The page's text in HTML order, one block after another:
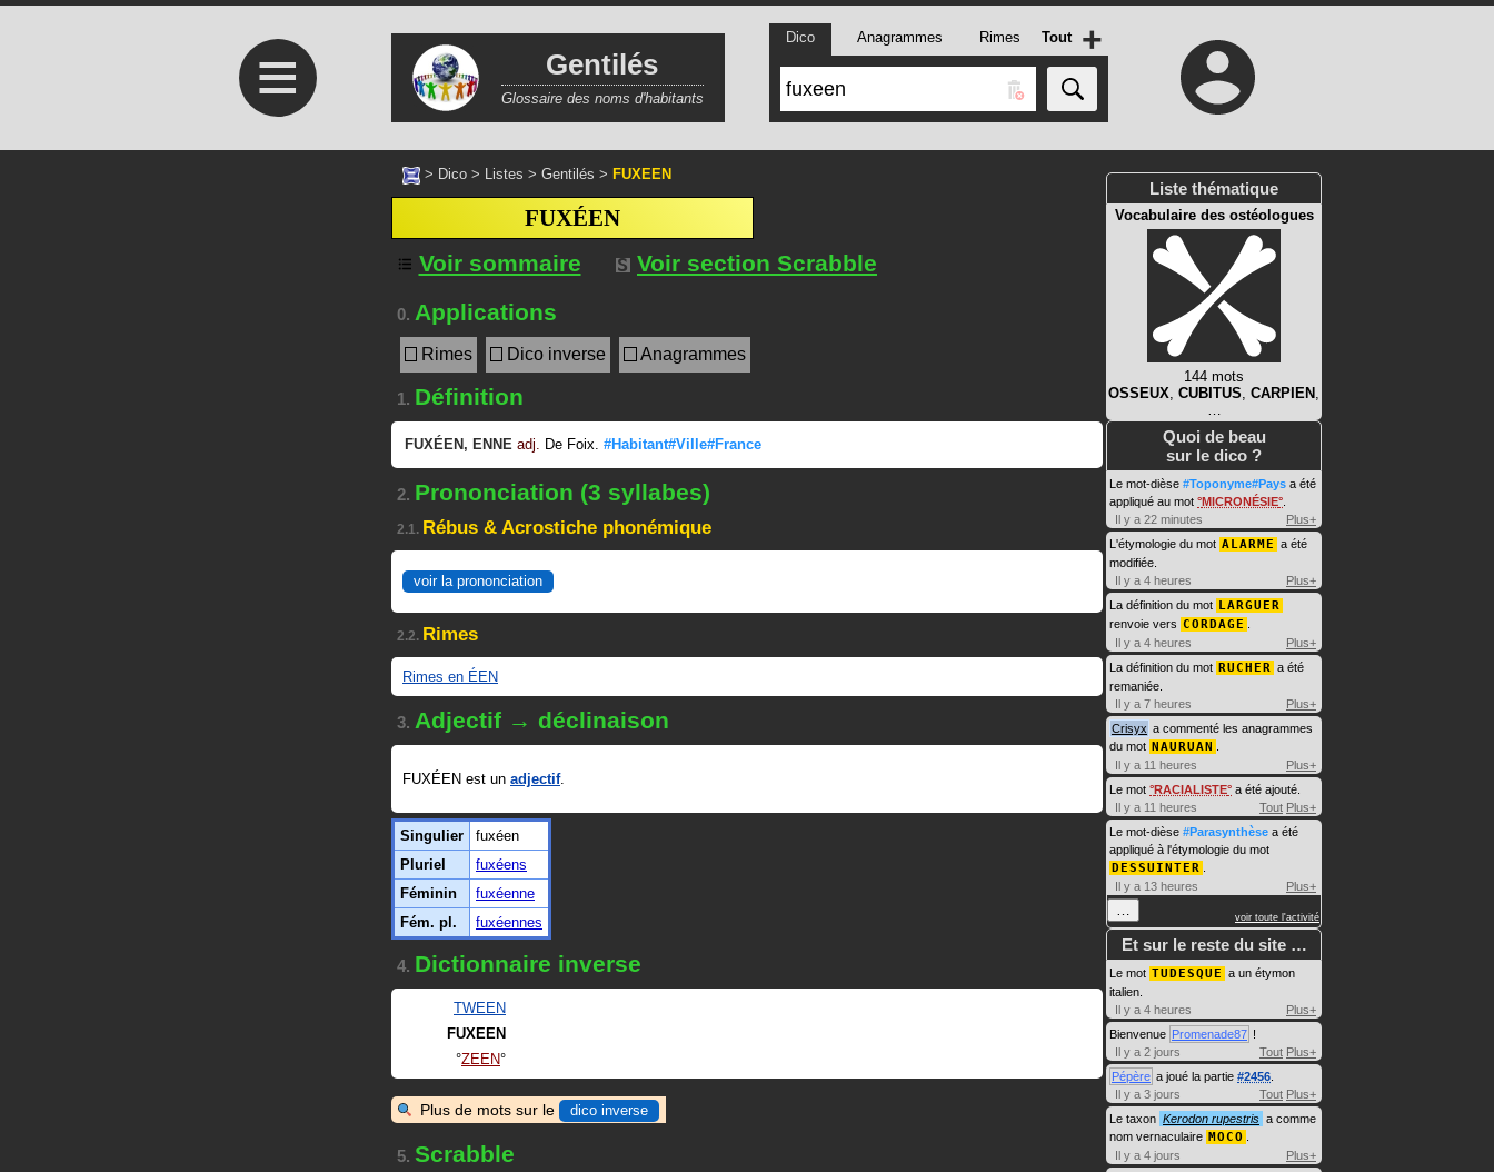
≡ Gentilés
Glossaire des noms d'habitants
Dico Anagrammes Rimes Tout +
> Dico > Listes > Gentilés > FUXEEN
FUXÉEN
Voir sommaire
Voir section Scrabble
0. Applications
Rimes Dico inverse Anagrammes
1. Définition
FUXÉEN , ENNE adj. De Foix. #Habitant#Ville#France
2. Prononciation (3 syllabes)
2.1. Rébus & Acrostiche phonémique
voir la prononciation
2.2. Rimes
Rimes en ÉEN
3. Adjectif → déclinaison
FUXÉEN est un adjectif.
Singulier
fuxéen
Pluriel
fuxéens
Féminin
fuxéenne
Fém. pl.
fuxéennes
4. Dictionnaire inverse
TWEEN
FUXEEN
ZEEN
Plus de mots sur le dico inverse
5. Scrabble
Liste thématique
Vocabulaire des ostéologues
144 mots
OSSEUX, CUBITUS, CARPIEN ,
…
Quoi de beau
sur le dico ?
Le mot-dièse #Toponyme#Pays a été
appliqué au mot MICRONÉSIE
Il y a 22 minutes
Plus+
L'étymologie du mot ALARME a été
modifiée.
Il y a 4 heures
Plus+
La définition du mot LARGUER
renvoie vers CORDAGE
Il y a 4 heures
Plus+
La définition du mot RUCHER a été
remaniée.
Il y a 7 heures
Plus+
Crisyx a commenté les anagrammes
du mot NAURUAN
Il y a 11 heures
Plus+
Le mot RACIALISTE a été ajouté.
Il y a 11 heures
Tout Plus+
Le mot-dièse #Parasynthèse a été
appliqué à l'étymologie du mot
DESSUINTER
Il y a 13 heures
Plus+
… voir toute l'activité
Et sur le reste du site …
Le mot TUDESQUE a un étymon
italien.
Il y a 4 heures
Plus+
Bienvenue Promenade87 !
Il y a 2 jours
Tout Plus+
Pépère a joué la partie #2456
Il y a 3 jours
Tout Plus+
Le taxon Kerodon rupestris a comme
nom vernaculaire MOCO
Il y a 4 jours
Plus+